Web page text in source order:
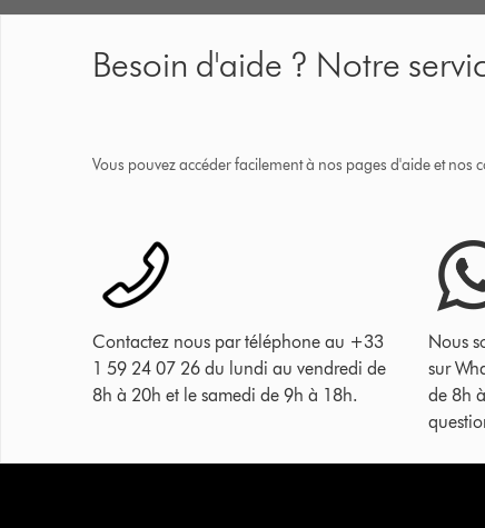
Besoin d'aide ? Notre
Vous pouvez accéder facilement à nos pages d'aide et nos
Contactez nous par téléphone au +33
1 59 24 07 26 du lundi au vendredi de
8h à 20h et le samedi de 9h à 18h.
Nous
sur
de 8h